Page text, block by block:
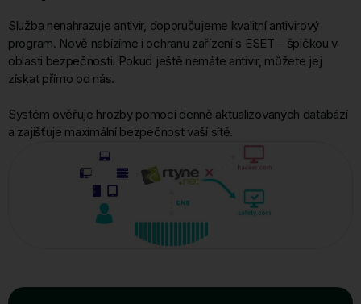
Služba nenahrazuje antivir, doporučujeme kvalitní antivirový
program. Nově nabízíme i ochranu zařízení s ESET – špičkou v
oblasti bezpečnosti. Pokud ještě nemáte antivir, můžete jej
získat přímo od nás.
Systém ověřuje hrozby pomocí denně aktualizovaných databází
a zajišťuje maximální bezpečnost vaší sítě.